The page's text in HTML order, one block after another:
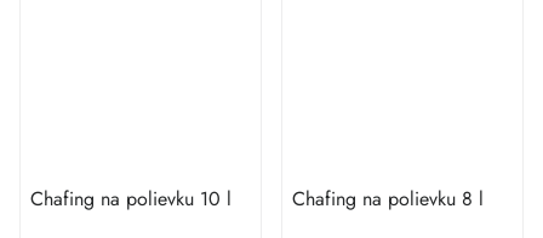
Chafing na polievku 10 l Chafing na polievku 8 l